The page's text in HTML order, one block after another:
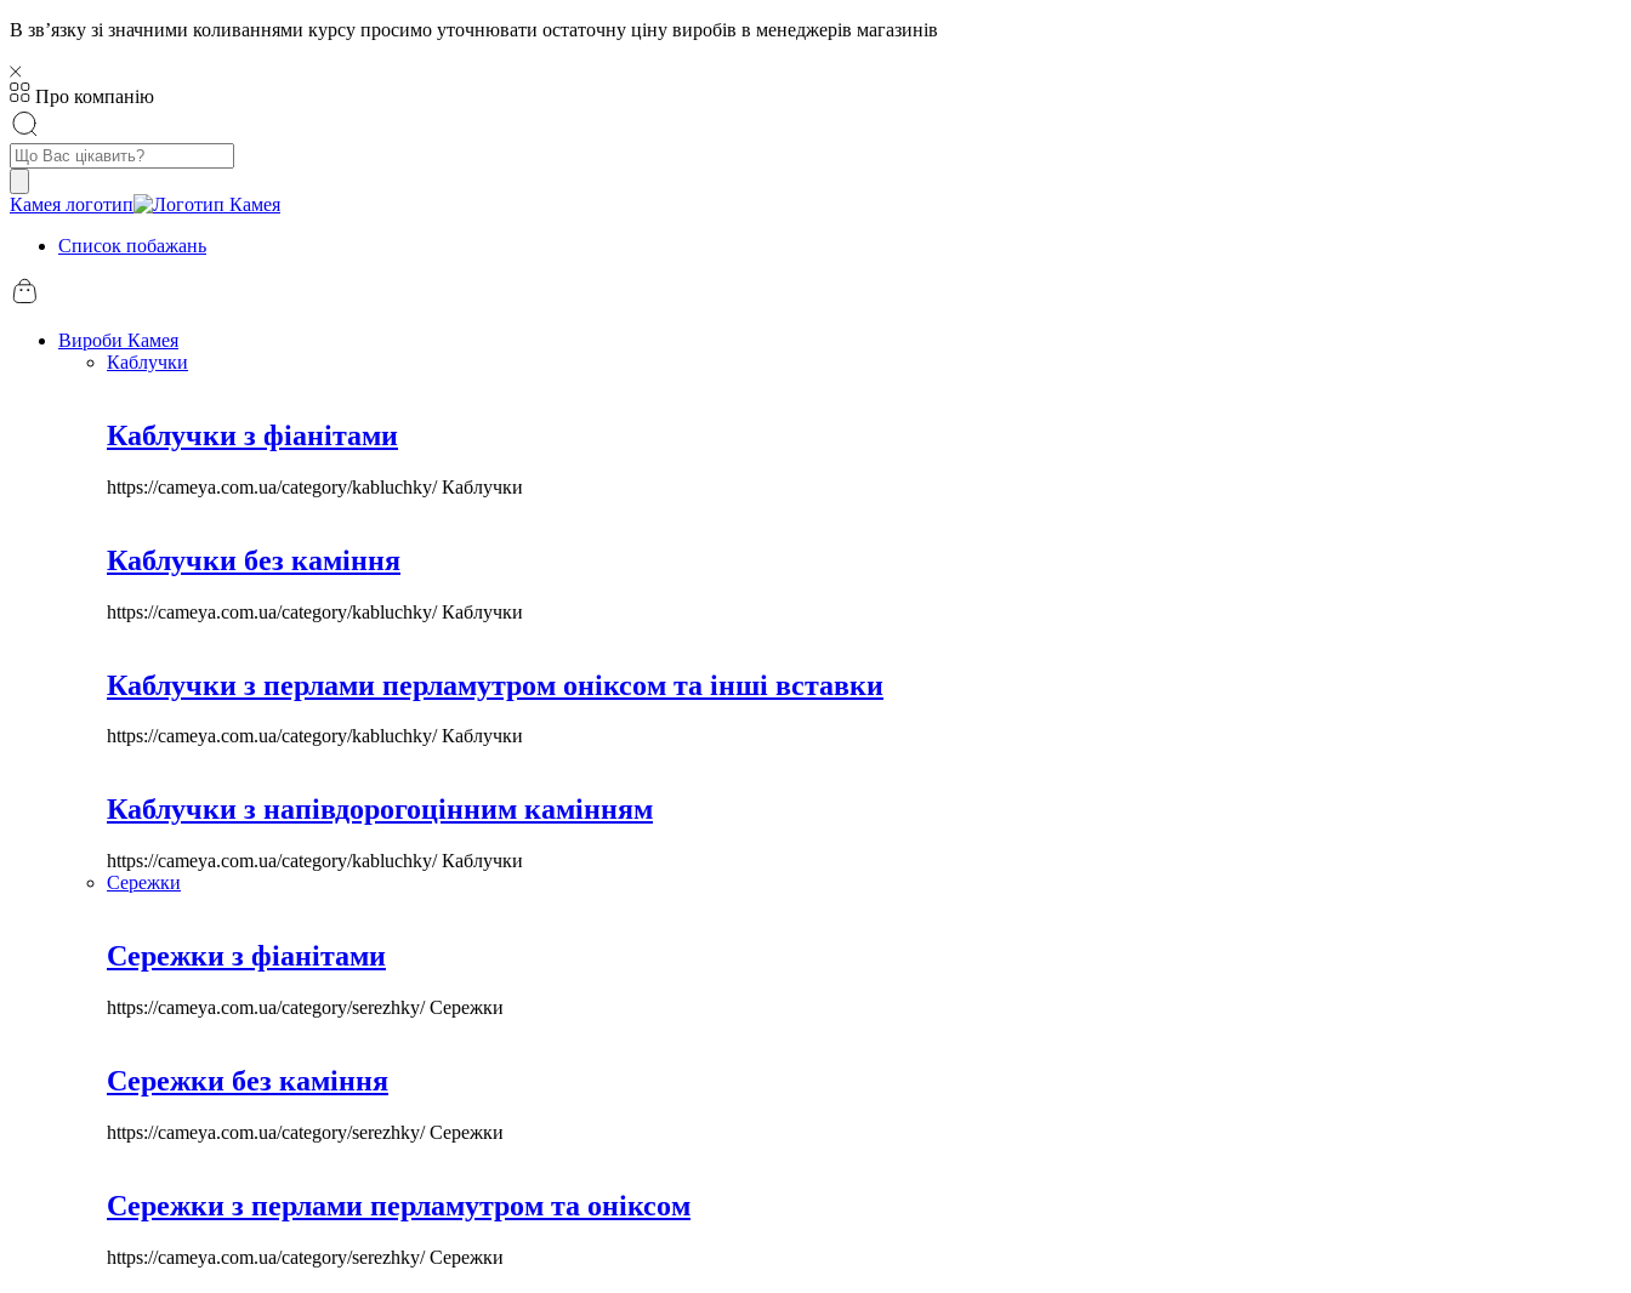
В звʼязку зі значними коливаннями курсу просимо уточнювати остаточну ціну виробів в менеджерів магазинів
Про компанію
Пошук
товарів
Камея логотип
Список побажань
Вироби Камея
Каблучки
Каблучки з фіанітами
https://cameya.com.ua/category/kabluchky/Каблучки
Каблучки без каміння
https://cameya.com.ua/category/kabluchky/Каблучки
Каблучки з перлами перламутром оніксом та інші вставки
https://cameya.com.ua/category/kabluchky/Каблучки
Каблучки з напівдорогоцінним камінням
https://cameya.com.ua/category/kabluchky/Каблучки
Сережки
Сережки з фіанітами
https://cameya.com.ua/category/serezhky/Сережки
Сережки без каміння
https://cameya.com.ua/category/serezhky/Сережки
Сережки з перлами перламутром та оніксом
https://cameya.com.ua/category/serezhky/Сережки